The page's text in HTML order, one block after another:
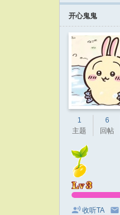
开心鬼鬼
1
主题
6
回帖
收听TA